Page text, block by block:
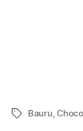
TagsBauru,